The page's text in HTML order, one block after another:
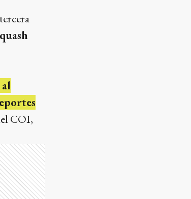
COI,